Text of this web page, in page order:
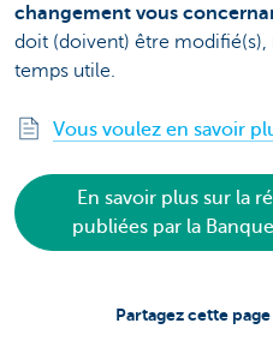
changement vous
doit (doivent) être
temps utile.
Vous voulez en savoir
En savoir plus sur la
publiées par la
Partagez cette page